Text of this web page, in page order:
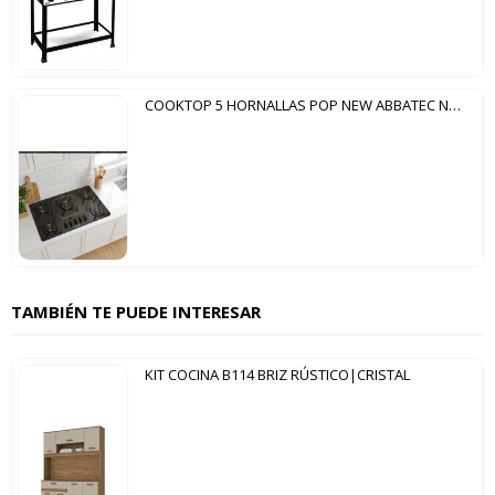
COOKTOP 5 HORNALLAS POP NEW ABBATEC NEGRO
TAMBIÉN TE PUEDE INTERESAR
KIT COCINA B114 BRIZ RÚSTICO|CRISTAL